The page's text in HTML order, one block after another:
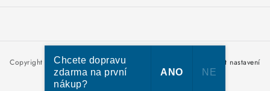
Nakupujte u nás hned a zaplaťte později – nově přijímáme Skip
Pay
Copyright 2026bbelektro.cz. Všechna práva vyhrazena.
Upravit nastavení
cookies
Chcete dopravu
zdarma na první
nákup?
ANO NE